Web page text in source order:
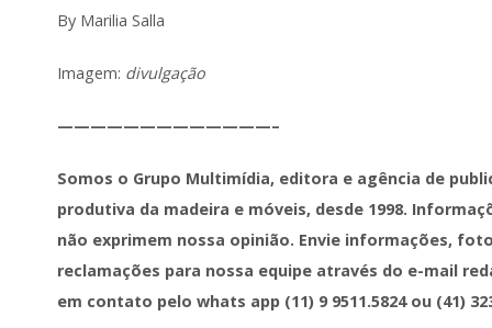
By Marilia Salla
Imagem: divulgação
—————————————–
Somos o Grupo Multimídia, editora e agência de
produtiva da madeira e móveis, desde 1998.
não exprimem nossa opinião. Envie informações,
reclamações para nossa equipe através do e-mail
em contato pelo whats app (11) 9 9511.5824 ou (41)